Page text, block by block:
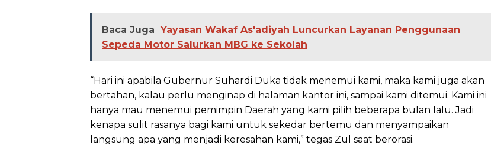
Baca Juga Yayasan Wakaf As'adiyah Luncurkan Layanan Penggunaan
Sepeda Motor Salurkan MBG ke Sekolah
“Hari ini apabila Gubernur Suhardi Duka tidak menemui kami, maka kami juga akan
bertahan, kalau perlu menginap di halaman kantor ini, sampai kami ditemui. Kami ini
hanya mau menemui pemimpin Daerah yang kami pilih beberapa bulan lalu. Jadi
kenapa sulit rasanya bagi kami untuk sekedar bertemu dan menyampaikan
langsung apa yang menjadi keresahan kami,” tegas Zul saat berorasi.